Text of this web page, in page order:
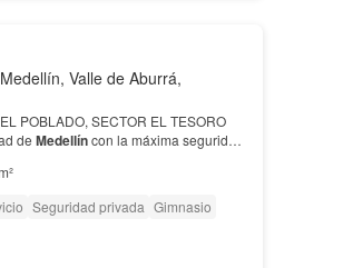
Valle de Aburrá,
POBLADO, SECTOR EL TESORO
de Medellíncon la máxima seguridad,
Seguridad privada Gimnasio